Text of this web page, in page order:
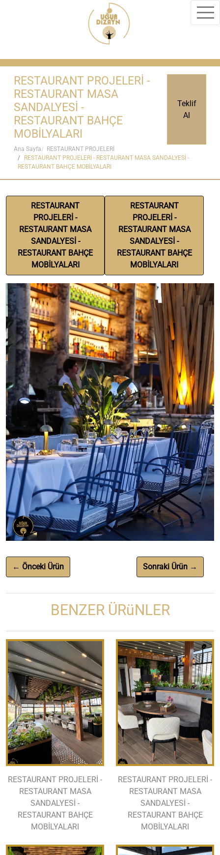
RESTAURANT PROJELERİ -
RESTAURANT MASA
SANDALYESİ -
RESTAURANT BAHÇE
MOBİLYALARI
Teklif
Al
Ana Sayfa
RESTAURANT PROJELERİ
RESTAURANT PROJELERİ - RESTAURANT MASA SANDALYESİ -
RESTAURANT BAHÇE MOBİLYALARI
RESTAURANT
PROJELERİ -
RESTAURANT MASA
SANDALYESİ -
RESTAURANT BAHÇE
MOBİLYALARI
RESTAURANT
PROJELERİ -
RESTAURANT MASA
SANDALYESİ -
RESTAURANT BAHÇE
MOBİLYALARI
← Önceki Ürün Sonraki Ürün →
BENZER ÜRüNLER
RESTAURANT PROJELERİ -
RESTAURANT MASA
SANDALYESİ -
RESTAURANT BAHÇE
MOBİLYALARI
RESTAURANT PROJELERİ -
RESTAURANT MASA
SANDALYESİ -
RESTAURANT BAHÇE
MOBİLYALARI